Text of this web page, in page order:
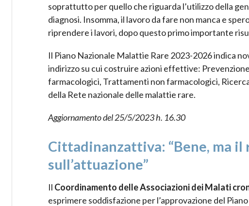
soprattutto per quello che riguarda l’utilizzo della
diagnosi. Insomma, il lavoro da fare non manca e
riprendere i lavori, dopo questo primo importante
Il Piano Nazionale Malattie Rare 2023-2026 indica
indirizzo su cui costruire azioni effettive:
farmacologici, Trattamenti non farmacologici,
della Rete nazionale delle malattie rare.
Aggiornamento del 25/5/2023 h. 16.30
Cittadinanzattiva: “Bene, ma
sull’attuazione”
Il Coordinamento delle Associazioni dei Malati
esprimere soddisfazione per l’approvazione del